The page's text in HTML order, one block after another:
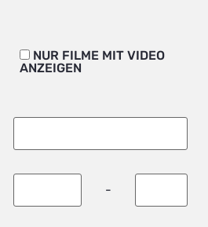
NUR FILME MIT VIDEO
ANZEIGEN
-